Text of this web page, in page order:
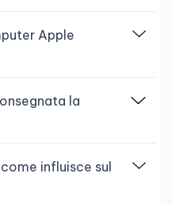
Apple
la
influisce sul